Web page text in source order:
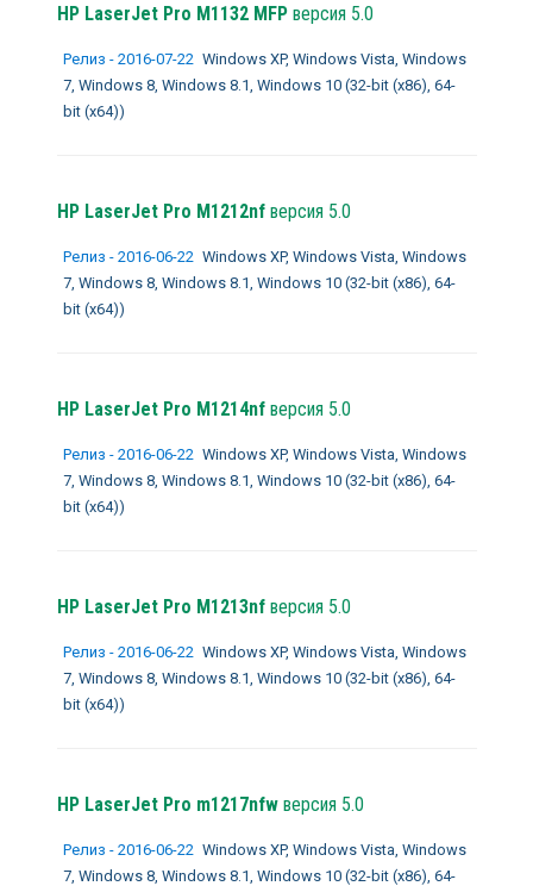
HP LaserJet Pro M1132 MFPверсия 5.0
Релиз - 2016-07-22 Windows XP, Windows Vista, Windows
7, Windows 8, Windows 8.1, Windows 10 (32-bit (x86), 64-
bit (x64))
HP LaserJet Pro M1212nfверсия 5.0
Релиз - 2016-06-22 Windows XP, Windows Vista, Windows
7, Windows 8, Windows 8.1, Windows 10 (32-bit (x86), 64-
bit (x64))
HP LaserJet Pro M1214nfверсия 5.0
Релиз - 2016-06-22 Windows XP, Windows Vista, Windows
7, Windows 8, Windows 8.1, Windows 10 (32-bit (x86), 64-
bit (x64))
HP LaserJet Pro M1213nfверсия 5.0
Релиз - 2016-06-22 Windows XP, Windows Vista, Windows
7, Windows 8, Windows 8.1, Windows 10 (32-bit (x86), 64-
bit (x64))
HP LaserJet Pro m1217nfwверсия 5.0
Релиз - 2016-06-22 Windows XP, Windows Vista, Windows
7, Windows 8, Windows 8.1, Windows 10 (32-bit (x86), 64-